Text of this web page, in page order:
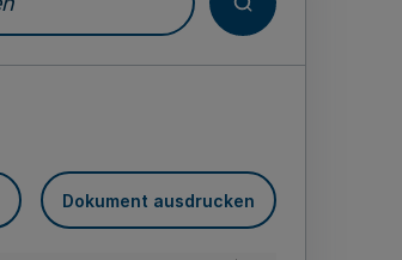
Dokument ausdrucken